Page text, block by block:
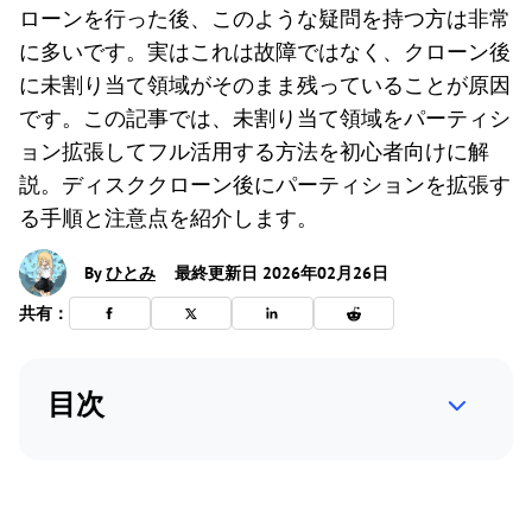
ローンを行った後、このような疑問を持つ方は非常
に多いです。実はこれは故障ではなく、クローン後
に未割り当て領域がそのまま残っていることが原因
です。この記事では、未割り当て領域をパーティシ
ョン拡張してフル活用する方法を初心者向けに解
説。ディスククローン後にパーティションを拡張す
る手順と注意点を紹介します。
Byひとみ
最終更新日 2026年02月26日
共有：
目次